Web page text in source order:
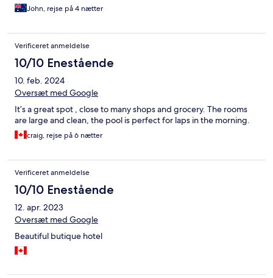
John, rejse på 4 nætter
Verificeret anmeldelse
10/10 Enestående
10. feb. 2024
Oversæt med Google
It’s a great spot , close to many shops and grocery. The rooms
are large and clean, the pool is perfect for laps in the morning.
craig, rejse på 6 nætter
Verificeret anmeldelse
10/10 Enestående
12. apr. 2023
Oversæt med Google
Beautiful butique hotel